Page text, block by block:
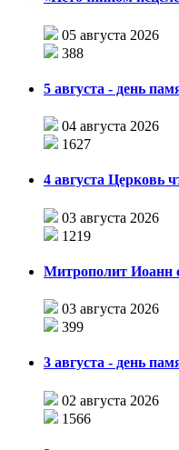
05 августа 2026
388
5 августа - день
04 августа 2026
1627
4 августа Церковь
03 августа 2026
1219
Митрополит Иоанн
03 августа 2026
399
3 августа - день
02 августа 2026
1566